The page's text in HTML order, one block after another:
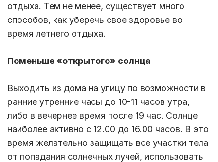
отдыха. Тем не менее, существует много
способов, как уберечь свое здоровье во
время летнего отдыха.
Поменьше «открытого» солнца
Выходить из дома на улицу по возможности в
ранние утренние часы до 10-11 часов утра,
либо в вечернее время после 19 час. Солнце
наиболее активно с 12.00 до 16.00 часов. В это
время желательно защищать все участки тела
от попадания солнечных лучей, использовать